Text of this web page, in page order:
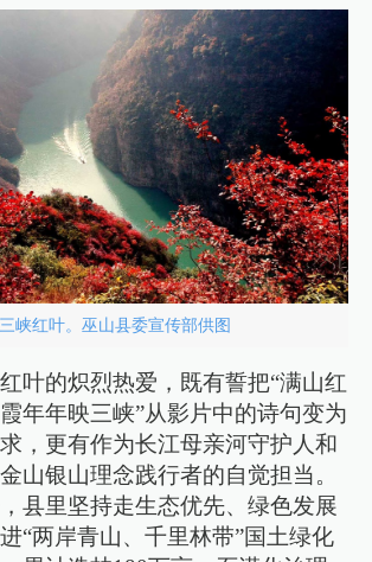
峡红叶。巫山县委宣传部供图
叶的炽烈热爱，既有誓把“满山红
年年映三峡”从影片中的诗句变为
，更有作为长江母亲河守护人和
山银山理念践行者的自觉担当。
县里坚持走生态优先、绿色发展
“两岸青山、千里林带”国土绿化